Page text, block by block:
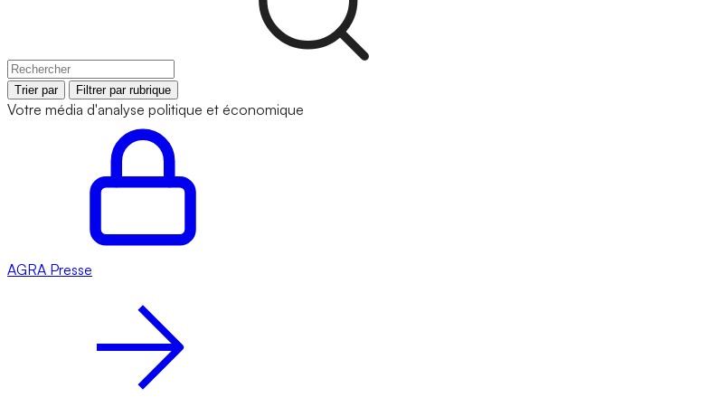
Trier par Filtrer par rubrique
Votre média d'analyse politique et économique
AGRA Presse